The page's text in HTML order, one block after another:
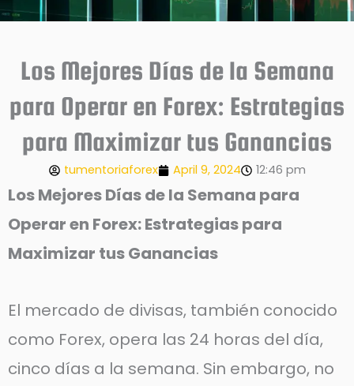
Los Mejores Días de la Semana
para Operar en Forex: Estrategias
para Maximizar tus Ganancias
tumentoriaforex April 9, 2024 12:46 pm
Los Mejores Días de la Semana para
Operar en Forex: Estrategias para
Maximizar tus Ganancias
El mercado de divisas, también conocido
como Forex, opera las 24 horas del día,
cinco días a la semana. Sin embargo, no